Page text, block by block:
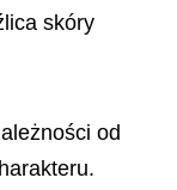
skóry
od